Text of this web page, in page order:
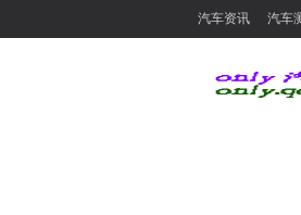
汽车资讯 汽车